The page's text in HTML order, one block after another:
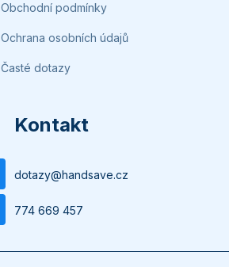
Obchodní podmínky
Ochrana osobních údajů
Časté dotazy
Kontakt
dotazy@handsave.cz
774 669 457